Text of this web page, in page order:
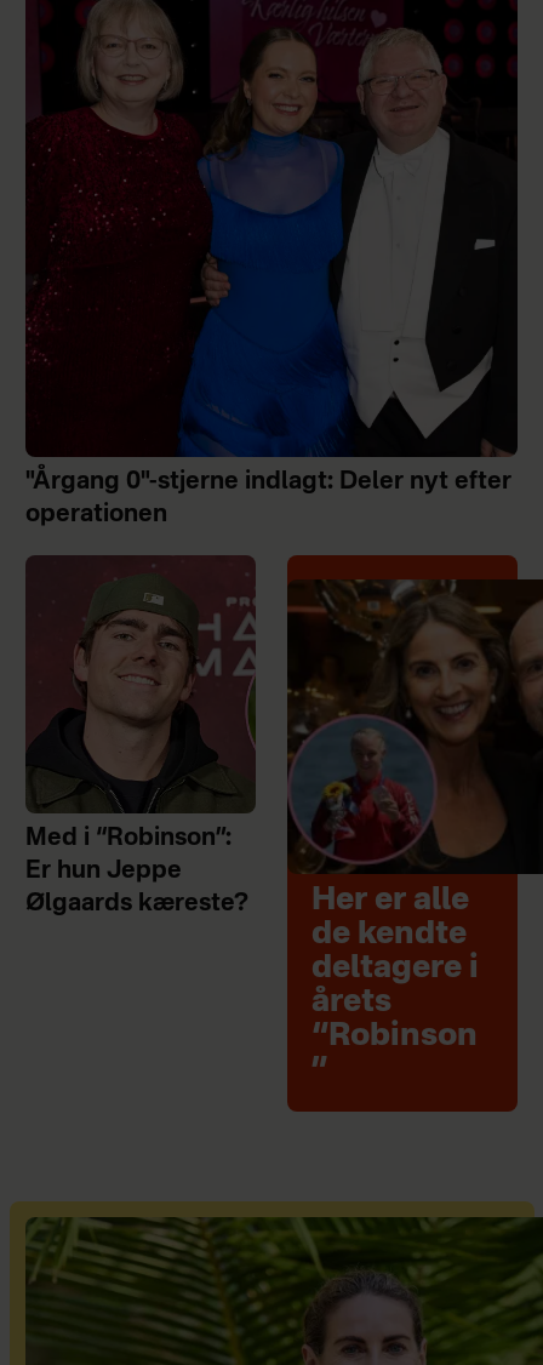
"Årgang 0"-stjerne indlagt: Deler nyt efter
operationen
Med i “Robinson”:
Er hun Jeppe
Ølgaards kæreste?
Her er alle
de kendte
deltagere i
årets
“Robinson
”